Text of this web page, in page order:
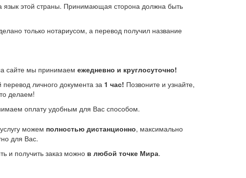
язык этой страны. Принимающая сторона должна быть
только нотариусом, а перевод получил название
сайте мы принимаем ежедневно и круглосуточно!
личного документа за 1 час! Позвоните и узнайте,
делаем!
оплату удобным для Вас способом.
можем полностью дистанционно, максимально
для Вас.
и получить заказ можно в любой точке Мира.